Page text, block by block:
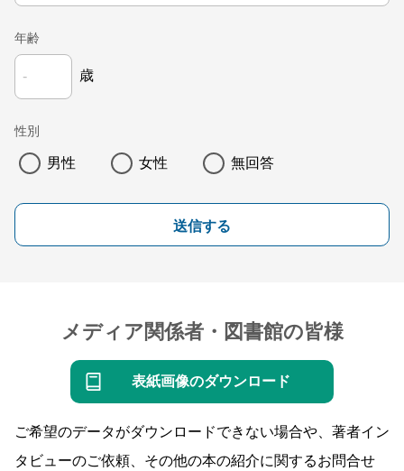
年齢
歳
性別
男性 女性 無回答
送信する
メディア関係者・図書館の皆様
表紙画像のダウンロード
ご希望のデータがダウンロードできない場合や、著者イン
タビューのご依頼、その他の本の紹介に関するお問合せ